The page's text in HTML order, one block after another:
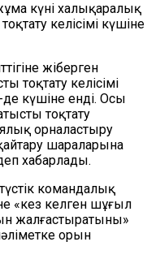
күні халықаралық
келісімі күшіне
жіберген
тоқтату келісімі
күшіне енді. Осы
тоқтату
орналастыру
шараларына
хабарлады.
командалық
«кез келген шұғыл
жалғастыратыны»
орын